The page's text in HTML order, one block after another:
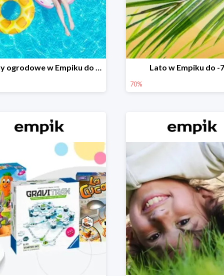
Baseny ogrodowe w Empiku do -25% Lato w Empiku do -
70%